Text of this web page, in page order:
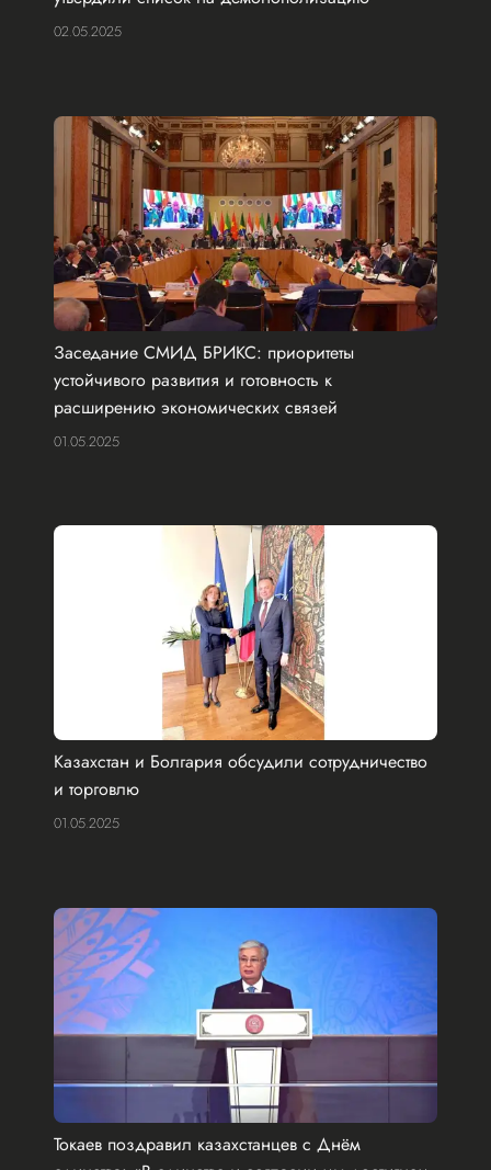
02.05.2025
Заседание СМИД БРИКС: приоритеты
устойчивого развития и готовность к
расширению экономических связей
01.05.2025
Казахстан и Болгария обсудили сотрудничество
и торговлю
01.05.2025
Токаев поздравил казахстанцев с Днём